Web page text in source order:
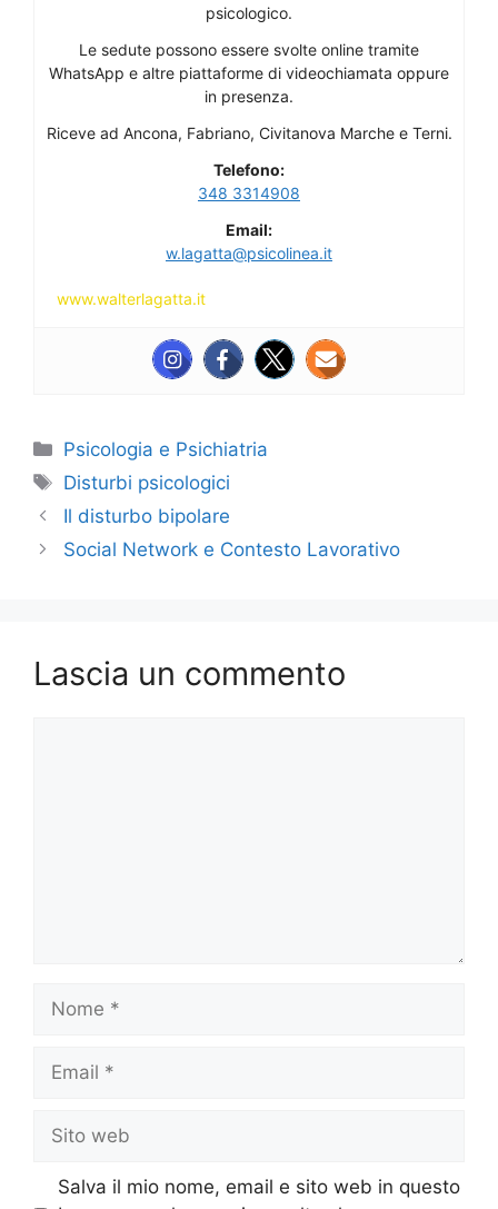
psicologico.
Le sedute possono essere svolte online tramite
WhatsApp e altre piattaforme di videochiamata oppure
in presenza.
Riceve ad Ancona, Fabriano, Civitanova Marche e Terni.
Telefono:
348 3314908
Email:
w.lagatta@psicolinea.it
www.walterlagatta.it
Categorie
Psicologia e Psichiatria
Tag
Disturbi psicologici
Il disturbo bipolare
Social Network e Contesto Lavorativo
Lascia un commento
web
Salva il mio nome, email e sito web in questo